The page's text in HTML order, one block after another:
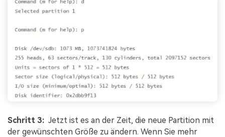
Schritt 3: Jetzt ist es an der Zeit, die neue Partition mit
der gewünschten Größe zu ändern. Wenn Sie mehr